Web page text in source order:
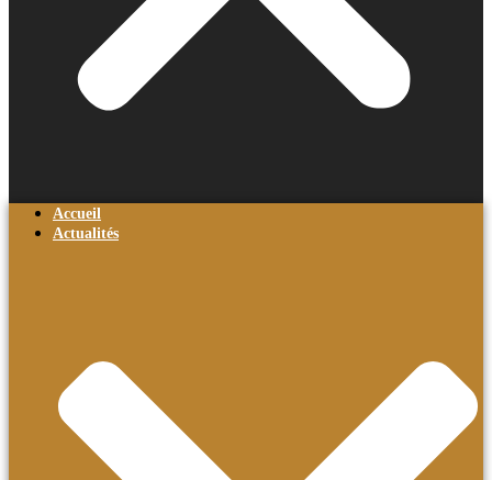
Accueil
Actualités